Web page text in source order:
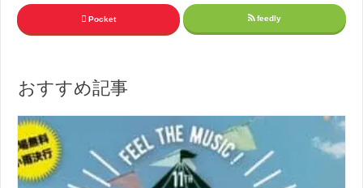
Pocket feedly
おすすめ記事